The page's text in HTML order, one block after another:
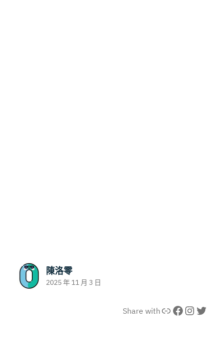
陳洛零
2025 年 11 月 3 日
Share with 連結Facebook Instagram X